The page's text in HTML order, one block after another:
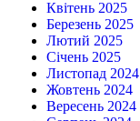
Квітень 2025
Березень 2025
Лютий 2025
Січень 2025
Листопад 2024
Жовтень 2024
Вересень 2024